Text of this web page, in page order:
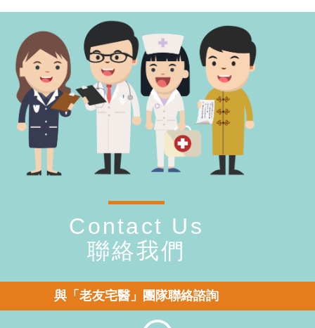
Contact Us
聯絡我們
與「老友宅醫」團隊聯絡諮詢